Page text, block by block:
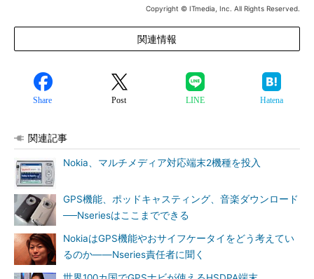
Copyright © ITmedia, Inc. All Rights Reserved.
関連情報
Share Post LINE Hatena
関連記事
Nokia、マルチメディア対応端末2機種を投入
GPS機能、ポッドキャスティング、音楽ダウンロード
──Nseriesはここまでできる
NokiaはGPS機能やおサイフケータイをどう考えてい
るのか――Nseries責任者に聞く